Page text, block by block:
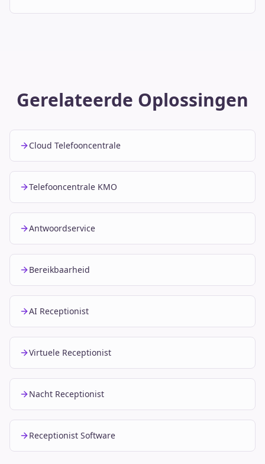
Gerelateerde Oplossingen
Cloud Telefooncentrale
Telefooncentrale KMO
Antwoordservice
Bereikbaarheid
AI Receptionist
Virtuele Receptionist
Nacht Receptionist
Receptionist Software